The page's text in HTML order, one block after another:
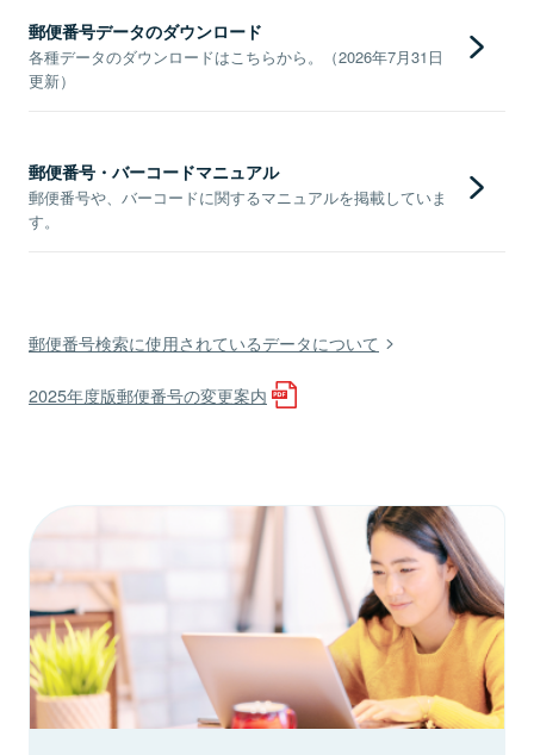
郵便番号データのダウンロード
各種データのダウンロードはこちらから。（2026年7月31日
更新）
郵便番号・バーコードマニュアル
郵便番号や、バーコードに関するマニュアルを掲載していま
す。
郵便番号検索に使用されているデータについて
2025年度版郵便番号の変更案内